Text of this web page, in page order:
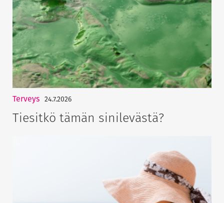
Terveys 24.7.2026
Tiesitkö tämän sinilevästä?